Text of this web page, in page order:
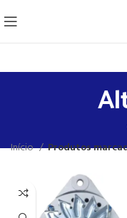
Início Produtos